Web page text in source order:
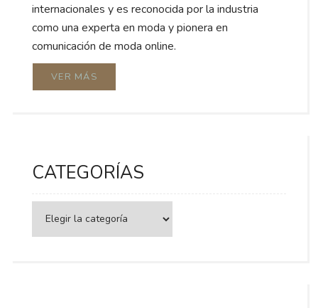
internacionales y es reconocida por la industria
como una experta en moda y pionera en
comunicación de moda online.
VER MÁS
CATEGORÍAS